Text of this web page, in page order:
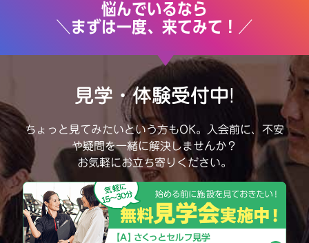
悩んでいるなら
＼まずは一度、来てみて！／
見学・体験受付中!
ちょっと見てみたいという方もOK。
入会前に、不安
や疑問を一緒に解決しませんか？
お気軽にお立ち寄りください。